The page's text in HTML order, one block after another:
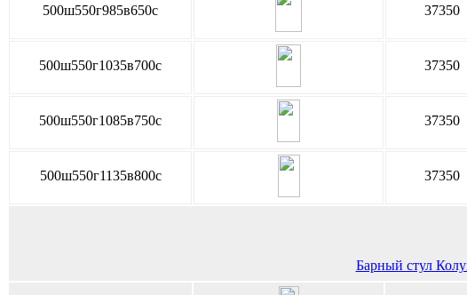
500ш550г985в650с 37350
500ш550г1035в700с 37350
500ш550г1085в750с 37350
500ш550г1135в800с 37350
Барный стул